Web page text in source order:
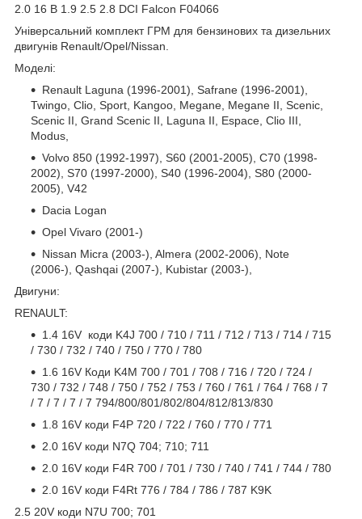
2.0 16 В 1.9 2.5 2.8 DCI Falcon F04066
Універсальний комплект ГРМ для бензинових та дизельних
двигунів Renault/Opel/Nissan.
Моделі:
Renault Laguna (1996-2001), Safrane (1996-2001),
Twingo, Clio, Sport, Kangoo, Megane, Megane II, Scenic,
Scenic II, Grand Scenic II, Laguna II, Espace, Clio III,
Modus,
Volvo 850 (1992-1997), S60 (2001-2005), C70 (1998-
2002), S70 (1997-2000), S40 (1996-2004), S80 (2000-
2005), V42
Dacia Logan
Opel Vivaro (2001-)
Nissan Micra (2003-), Almera (2002-2006), Note
(2006-), Qashqai (2007-), Kubistar (2003-),
Двигуни:
RENAULT:
1.4 16V коди K4J 700 / 710 / 711 / 712 / 713 / 714 / 715
/ 730 / 732 / 740 / 750 / 770 / 780
1.6 16V Коди K4M 700 / 701 / 708 / 716 / 720 / 724 /
730 / 732 / 748 / 750 / 752 / 753 / 760 / 761 / 764 / 768 / 7
/ 7 / 7 / 7 / 7 794/800/801/802/804/812/813/830
1.8 16V коди F4P 720 / 722 / 760 / 770 / 771
2.0 16V коди N7Q 704; 710; 711
2.0 16V коди F4R 700 / 701 / 730 / 740 / 741 / 744 / 780
2.0 16V коди F4Rt 776 / 784 / 786 / 787 K9K
2.5 20V коди N7U 700; 701